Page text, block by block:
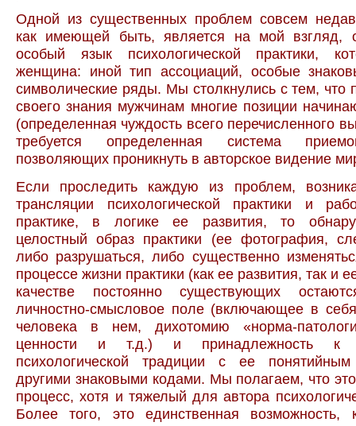
Одной из существенных проблем совсем
как имеющей быть, является на мой взгляд,
особый язык психологической практики,
женщина: иной тип ассоциаций, особые
символические ряды. Мы столкнулись с тем, что
своего знания мужчинам многие позиции
(определенная чуждость всего перечисленного
требуется определенная система
позволяющих проникнуть в авторское видение
Если проследить каждую из проблем,
трансляции психологической практики и
практике, в логике ее развития, то
целостный образ практики (ее фотография,
либо разрушаться, либо существенно
процессе жизни практики (как ее развития, так и
качестве постоянно существующих
личностно-смысловое поле (включающее в
человека в нем, дихотомию «норма-
ценности и т.д.) и принадлежность к
психологической традиции с ее
другими знаковыми кодами. Мы полагаем, что
процесс, хотя и тяжелый для автора
Более того, это единственная возможность,